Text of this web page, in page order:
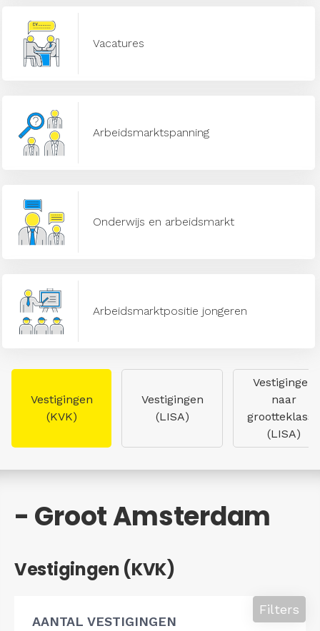
Vacatures
Arbeidsmarktspanning
Onderwijs en arbeidsmarkt
Arbeidsmarktpositie jongeren
Vestigingen
(KVK)
Vestigingen
(LISA)
Vestigingen
naar
grootteklasse
(LISA)
- Groot Amsterdam
Vestigingen (KVK)
AANTAL VESTIGINGEN
Filters